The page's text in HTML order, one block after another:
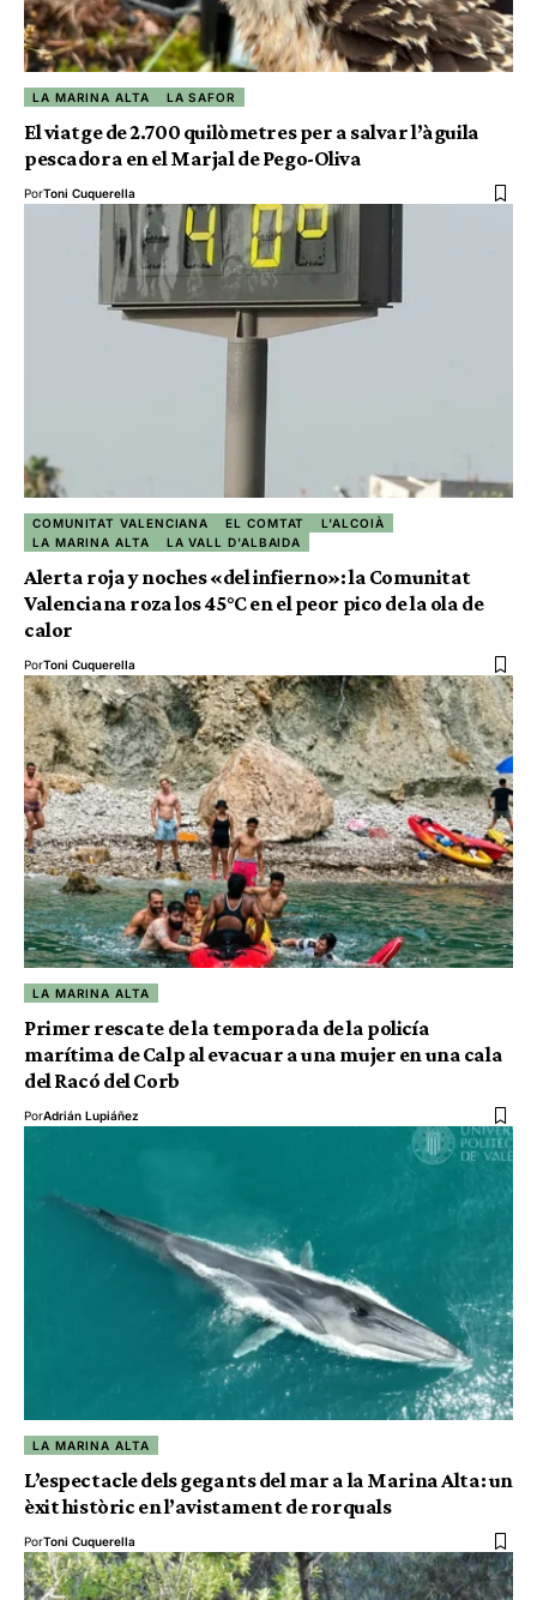
LA MARINA ALTA LA SAFOR
El viatge de 2.700 quilòmetres per a salvar l’àguila
pescadora en el Marjal de Pego-Oliva
PorToni Cuquerella
COMUNITAT VALENCIANA EL COMTAT
L'ALCOIÀ
LA MARINA ALTA
LA VALL D'ALBAIDA
Alerta roja y noches «del infierno»: la Comunitat
Valenciana roza los 45°C en el peor pico de la ola de
calor
PorToni Cuquerella
LA MARINA ALTA
Primer rescate de la temporada de la policía
marítima de Calp al evacuar a una mujer en una cala
del Racó del Corb
PorAdrián Lupiáñez
LA MARINA ALTA
L’espectacle dels gegants del mar a la Marina Alta: un
èxit històric en l’avistament de rorquals
PorToni Cuquerella